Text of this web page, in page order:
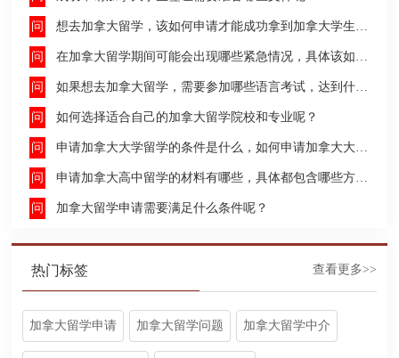
想去加拿大留学，该如何申请才能成功拿到加拿大学生签证呢？
在加拿大留学期间可能会出现哪些紧急情况，具体该如何去处理这些紧急情况呢？
如果想去加拿大留学，需要参加哪些语言考试，达到什么水平才能申请呢？
如何选择适合自己的加拿大留学院校和专业呢？
申请加拿大大学留学的条件是什么，如何申请加拿大大学留学，留学的费用及签证申请流程是什么？
申请加拿大高中留学的材料有哪些，具体都包含哪些方面呢？
加拿大留学申请需要满足什么条件呢？
热门标签 查看更多>>
加拿大留学申请 加拿大留学问题 加拿大留学中介